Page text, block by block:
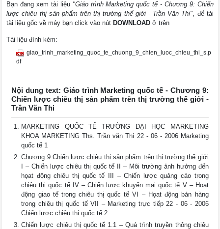
Bạn đang xem tài liệu "Giáo trình Marketing quốc tế - Chương 9: Chiến
lược chiêu thị sản phẩm trên thị trường thế giới - Trần Văn Thi", để tải
tài liệu gốc về máy bạn click vào nút DOWNLOAD ở trên
Tài liệu đính kèm:
giao_trinh_marketing_quoc_te_chuong_9_chien_luoc_chieu_thi_s.p
df
Nội dung text: Giáo trình Marketing quốc tế - Chương 9:
Chiến lược chiêu thị sản phẩm trên thị trường thế giới -
Trần Văn Thi
MARKETING QUỐC TẾ TRƯỜNG ĐẠI HỌC MARKETING
KHOA MARKETING Ths. Trần văn Thi 22 - 06 - 2006 Marketing
quốc tế 1
Chương 9 Chiến lược chiêu thị sản phẩm trên thị trường thế giới
I – Chiến lược chiêu thị quốc tế II – Môi trường ảnh hưởng đến
họat động chiêu thị quốc tế III – Chiến lược quảng cáo trong
chiêu thị quốc tế IV – Chiến lược khuyến mại quốc tế V – Họat
động giao tế trong chiêu thị quốc tế VI – Họat động bán hàng
trong chiêu thị quốc tế VII – Marketing trực tiếp 22 - 06 - 2006
Chiến lược chiêu thị quốc tế 2
Chiến lược chiêu thị quốc tế 1.1 – Quá trình truyền thông chiêu